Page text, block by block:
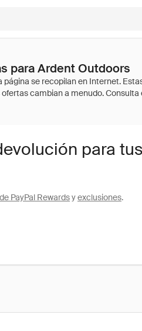
para Ardent Outdoors
para
PayPal Rewardsyexclusiones.